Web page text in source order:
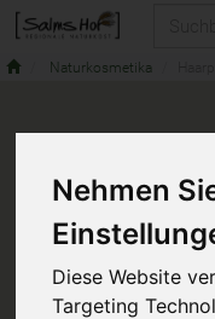
Nehmen
Diese Website
Targeting
Naturkosmetika